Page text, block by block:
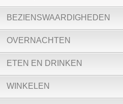
BEZIENSWAARDIGHEDEN
OVERNACHTEN
ETEN EN DRINKEN
WINKELEN